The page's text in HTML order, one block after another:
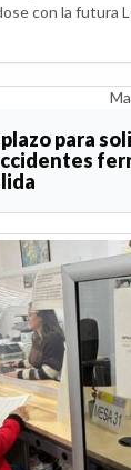
con la futura
para